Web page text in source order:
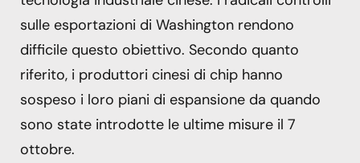
sulle esportazioni di Washington rendono
difficile questo obiettivo. Secondo quanto
riferito, i produttori cinesi di chip hanno
sospeso i loro piani di espansione da quando
sono state introdotte le ultime misure il 7
ottobre.